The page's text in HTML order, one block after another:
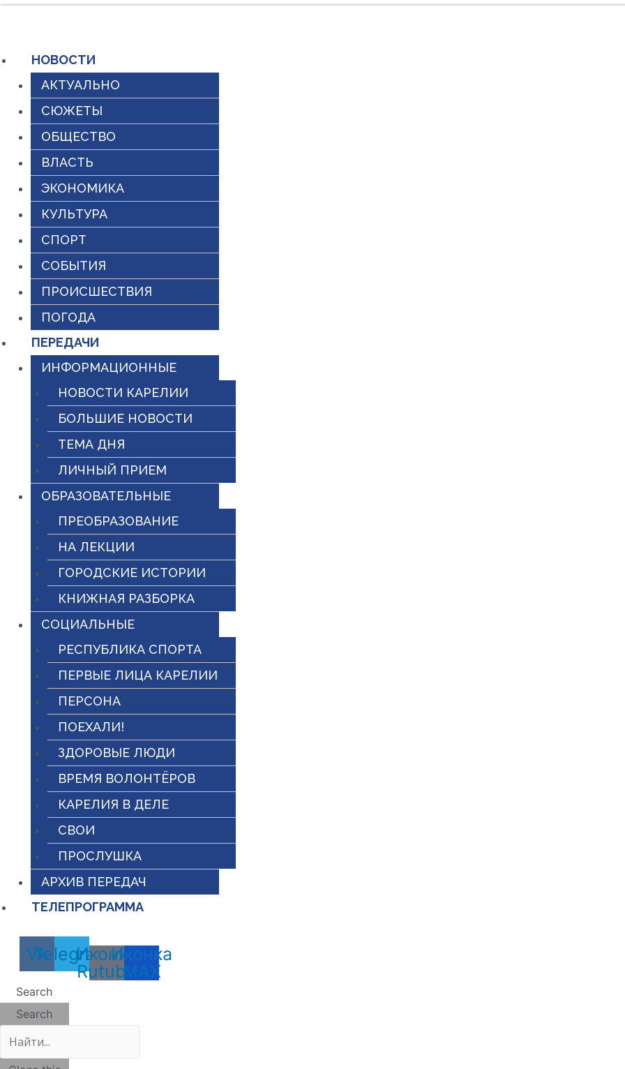
содержимому
НОВОСТИ
АКТУАЛЬНО
СЮЖЕТЫ
ОБЩЕСТВО
ВЛАСТЬ
ЭКОНОМИКА
КУЛЬТУРА
СПОРТ
СОБЫТИЯ
ПРОИСШЕСТВИЯ
ПОГОДА
ПЕРЕДАЧИ
ИНФОРМАЦИОННЫЕ
НОВОСТИ КАРЕЛИИ
БОЛЬШИЕ НОВОСТИ
ТЕМА ДНЯ
ЛИЧНЫЙ ПРИЕМ
ОБРАЗОВАТЕЛЬНЫЕ
ПРЕОБРАЗОВАНИЕ
НА ЛЕКЦИИ
ГОРОДСКИЕ ИСТОРИИ
КНИЖНАЯ РАЗБОРКА
СОЦИАЛЬНЫЕ
РЕСПУБЛИКА СПОРТА
ПЕРВЫЕ ЛИЦА КАРЕЛИИ
ПЕРСОНА
ПОЕХАЛИ!
ЗДОРОВЫЕ ЛЮДИ
ВРЕМЯ ВОЛОНТЁРОВ
КАРЕЛИЯ В ДЕЛЕ
СВОИ
ПРОСЛУШКА
АРХИВ ПЕРЕДАЧ
ТЕЛЕПРОГРАММА
Vk
Telegram
Иконка
Rutube
Иконка
MAX
Search
Search